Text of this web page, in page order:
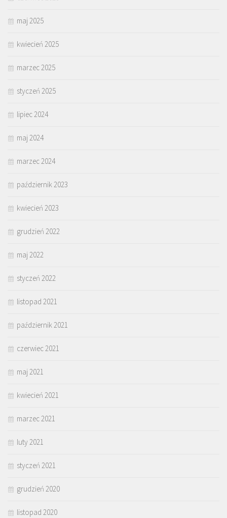
maj 2025
kwiecień 2025
marzec 2025
styczeń 2025
lipiec 2024
maj 2024
marzec 2024
październik 2023
kwiecień 2023
grudzień 2022
maj 2022
styczeń 2022
listopad 2021
październik 2021
czerwiec 2021
maj 2021
kwiecień 2021
marzec 2021
luty 2021
styczeń 2021
grudzień 2020
listopad 2020